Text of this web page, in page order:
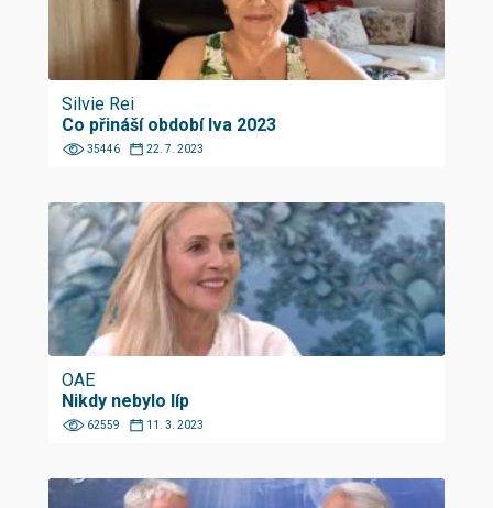
Silvie Rei
Co přináší období lva 2023
35446 22. 7. 2023
OAE
Nikdy nebylo líp
62559 11. 3. 2023